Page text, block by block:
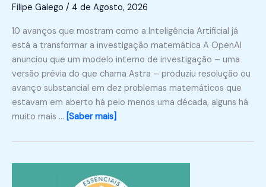
Filipe Galego / 4 de Agosto, 2026
10 avanços que mostram como a Inteligência Artificial já
está a transformar a investigação matemática A OpenAI
anunciou que um modelo interno de investigação – uma
versão prévia do que chama Astra – produziu resolução ou
avanço substancial em dez problemas matemáticos que
estavam em aberto há pelo menos uma década, alguns há
muito mais … [Saber mais]